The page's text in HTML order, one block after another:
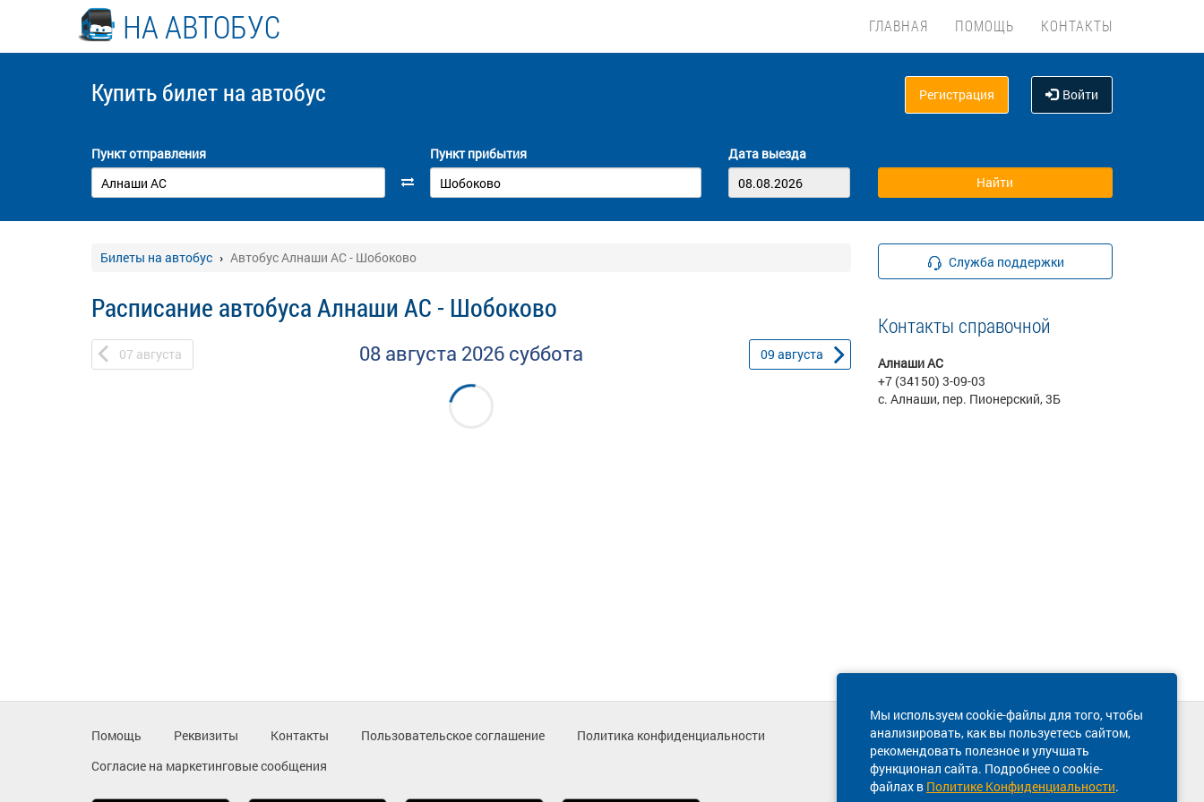
НА АВТОБУС ГЛАВНАЯ ПОМОЩЬ КОНТАКТЫ
Купить билет на автобус Регистрация Войти
Пункт отправления Пункт прибытия Дата выезда
Билеты на автобус Автобус Алнаши АС - Шобоково
Расписание автобуса Алнаши АС - Шобоково
07 августа 08 августа 2026 суббота 09 августа
Служба поддержки
Контакты справочной
Алнаши АС
+7 (34150) 3-09-03
с. Алнаши, пер. Пионерский, 3Б
Мы используем cookie-файлы для того, чтобы
анализировать, как вы пользуетесь сайтом,
рекомендовать полезное и улучшать
функционал сайта. Подробнее о cookie-
файлах в Политике Конфиденциальности.
Помощь Реквизиты Контакты Пользовательское соглашение
Политика конфиденциальности
Согласие на маркетинговые сообщения
Техническая поддержка сайта
8 800 600-03-38